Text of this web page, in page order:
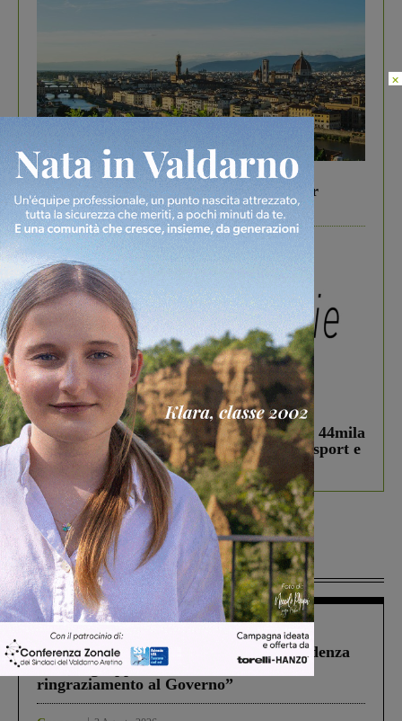
In vetrina 6 Agosto 2026
Gita di famiglia a Firenze: 5 idee per far
divertire i tuoi figli
In vetrina 3 Agosto 2026
Estra Notizie agosto: Smart Cities, oltre 44mila
studenti coinvolti, torna il bando per lo sport e
debutta il podcast Estrair
Più lette
Figline Incisa Valdarno
Piscina di Figline finanziata oltre la scadenza
Pnrr, il gruppo di Fratelli d’Italia: “Un
ringraziamento al Governo”
×